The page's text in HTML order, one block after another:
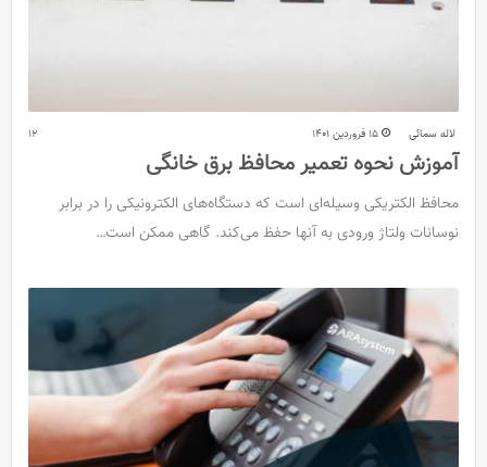
لاله سمائی 15 فروردین 1401 12
آموزش نحوه تعمیر محافظ برق خانگی
محافظ الکتریکی وسیله‌ای است که دستگاه‌های الکترونیکی را در برابر
نوسانات ولتاژ ورودی به آنها حفظ می‌کند. گاهی ممکن است…